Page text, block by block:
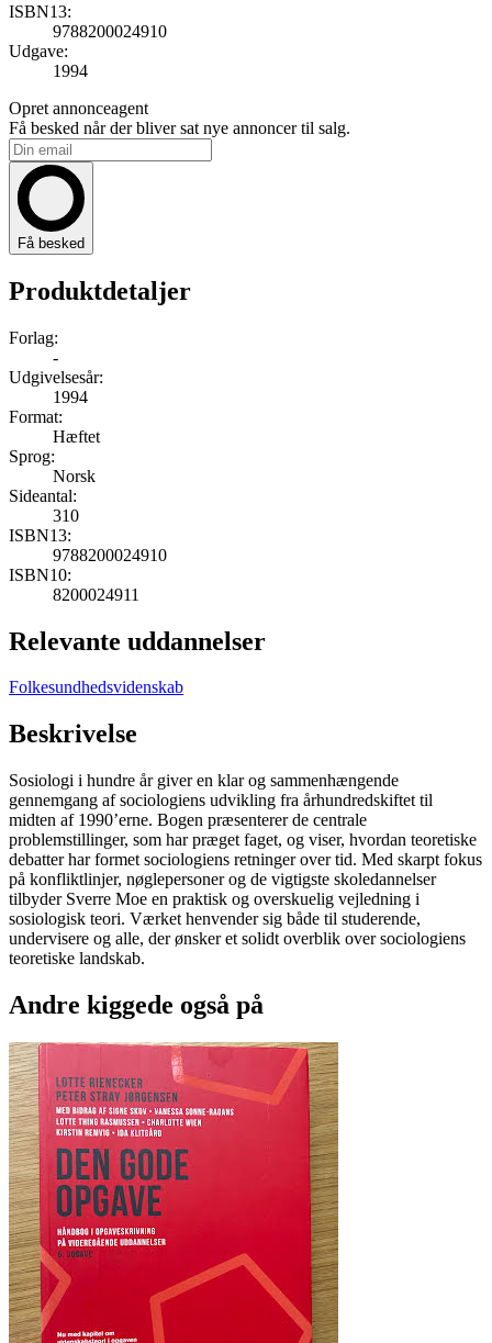
ISBN13:
9788200024910
Udgave:
1994
Opret annonceagent
Få besked når der bliver sat nye annoncer til salg.
Få besked
Produktdetaljer
Forlag:
-
Udgivelsesår:
1994
Format:
Hæftet
Sprog:
Norsk
Sideantal:
310
ISBN13:
9788200024910
ISBN10:
8200024911
Relevante uddannelser
Folkesundhedsvidenskab
Beskrivelse
Sosiologi i hundre år giver en klar og sammenhængende
gennemgang af sociologiens udvikling fra århundredskiftet til
midten af 1990’erne. Bogen præsenterer de centrale
problemstillinger, som har præget faget, og viser, hvordan teoretiske
debatter har formet sociologiens retninger over tid. Med skarpt fokus
på konfliktlinjer, nøglepersoner og de vigtigste skoledannelser
tilbyder Sverre Moe en praktisk og overskuelig vejledning i
sosiologisk teori. Værket henvender sig både til studerende,
undervisere og alle, der ønsker et solidt overblik over sociologiens
teoretiske landskab.
Andre kiggede også på